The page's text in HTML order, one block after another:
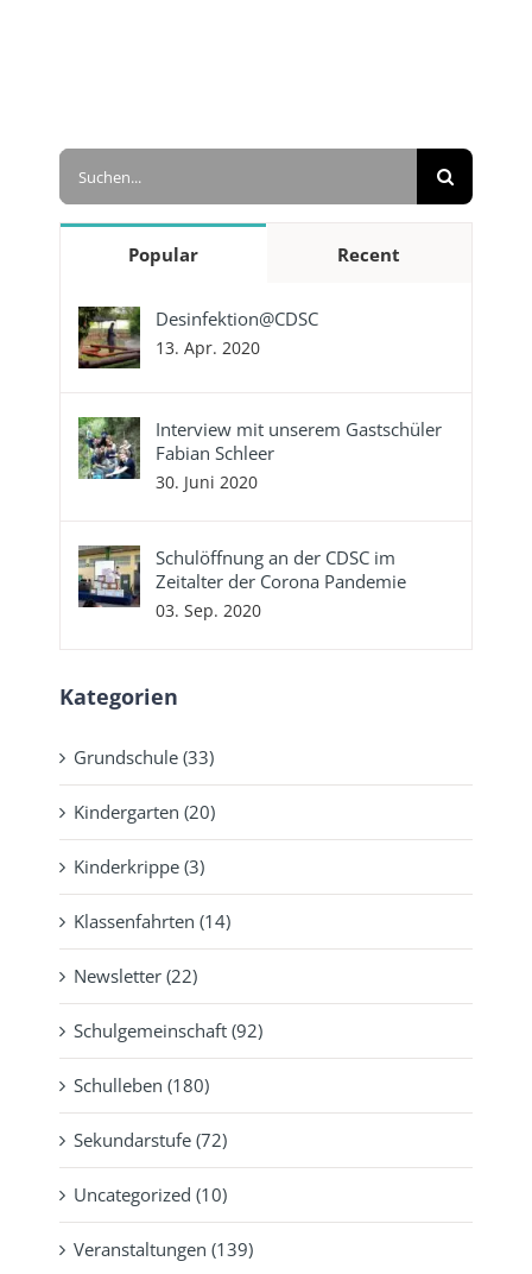
Suche
Popular Recent
Desinfektion@CDSC
13. Apr. 2020
Interview mit unserem Gastschüler
Fabian Schleer
30. Juni 2020
Schulöffnung an der CDSC im
Zeitalter der Corona Pandemie
03. Sep. 2020
Kategorien
Grundschule (33)
Kindergarten (20)
Kinderkrippe (3)
Klassenfahrten (14)
Newsletter (22)
Schulgemeinschaft (92)
Schulleben (180)
Sekundarstufe (72)
Uncategorized (10)
Veranstaltungen (139)